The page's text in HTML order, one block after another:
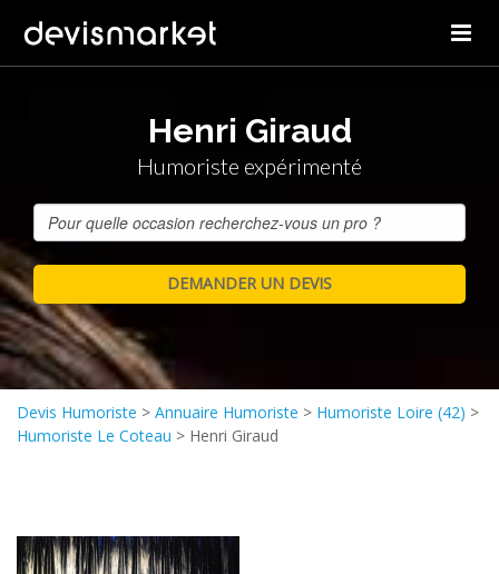
Henri Giraud
Humoriste expérimenté
Devis Humoriste > Annuaire Humoriste > Humoriste Loire (42) >
Humoriste Le Coteau > Henri Giraud